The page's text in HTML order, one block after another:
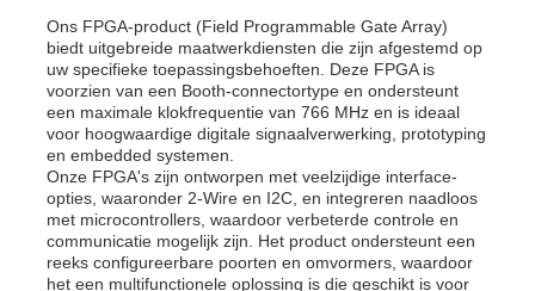
Ons FPGA-product (Field Programmable Gate Array)
biedt uitgebreide maatwerkdiensten die zijn afgestemd op
uw specifieke toepassingsbehoeften. Deze FPGA is
voorzien van een Booth-connectortype en ondersteunt
een maximale klokfrequentie van 766 MHz en is ideaal
voor hoogwaardige digitale signaalverwerking, prototyping
en embedded systemen.
Onze FPGA's zijn ontworpen met veelzijdige interface-
opties, waaronder 2-Wire en I2C, en integreren naadloos
met microcontrollers, waardoor verbeterde controle en
communicatie mogelijk zijn. Het product ondersteunt een
reeks configureerbare poorten en omvormers, waardoor
het een multifunctionele oplossing is die geschikt is voor